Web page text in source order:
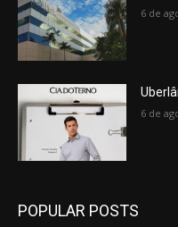
6 de
6 de
POPULAR POSTS